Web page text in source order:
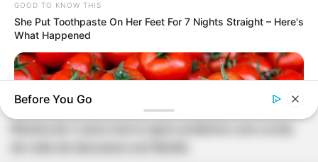
GOOD TO KNOW THIS
She Put Toothpaste On Her Feet For 7 Nights Straight – Here's
What Happened
Before You Go